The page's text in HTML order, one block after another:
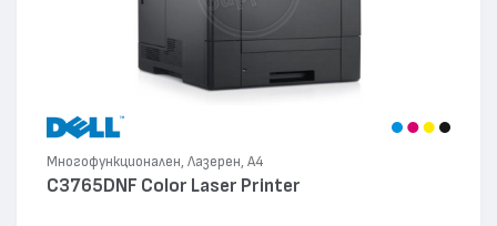
Многофункционален, Лазерен, А4
C3765DNF Color Laser Printer